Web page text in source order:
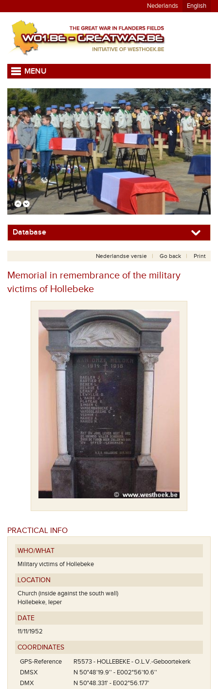
Nederlands English
MENU
Database
Nederlandse versie Go back Print
Memorial in remembrance of the military
victims of Hollebeke
PRACTICAL INFO
WHO/WHAT
Military victims of Hollebeke
LOCATION
Church (inside against the south wall)
Hollebeke, Ieper
DATE
11/11/1952
COORDINATES
GPS-Reference
R5573 - HOLLEBEKE - O.L.V.-Geboortekerk
DMSX
N 50°48'19.9'' - E002°56'10.6''
DMX
N 50°48.331' - E002°56.177'